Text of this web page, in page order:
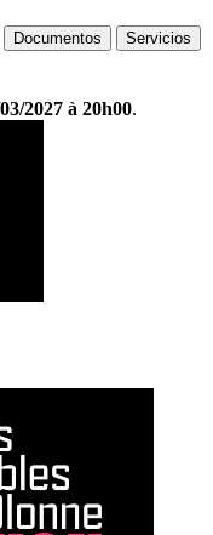
Documentos
Servicios
2027 à 20h00.